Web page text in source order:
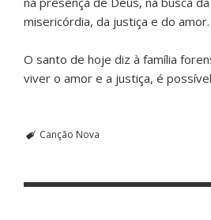
misericórdia, da justiça e do amor.
O santo de hoje diz à família
viver o amor e a justiça, é
Canção Nova